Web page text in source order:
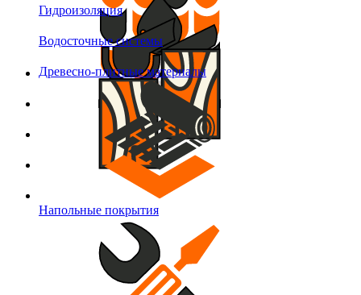
Гидроизоляция
Водосточные системы
Древесно-плитные материалы
Напольные покрытия